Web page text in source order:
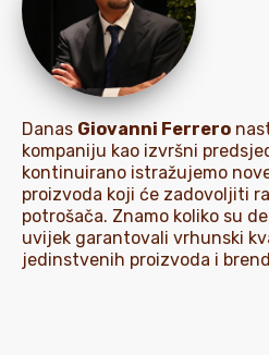
Danas Giovanni Ferrero
kompaniju kao izvršni
kontinuirano istražujemo
proizvoda koji će zadovoljiti
potrošača. Znamo koliko su
uvijek garantovali vrhunski
jedinstvenih proizvoda i